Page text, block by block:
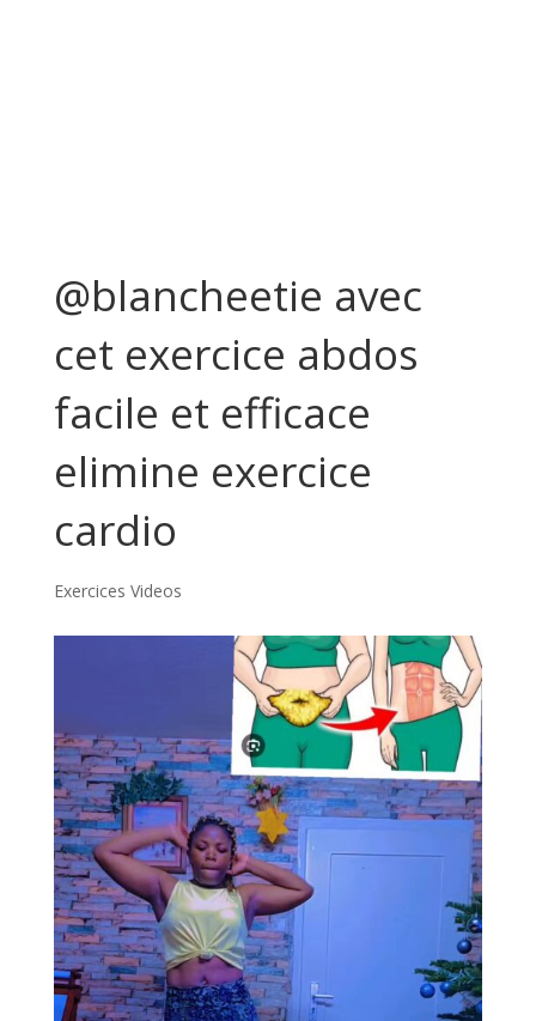
@blancheetie avec
cet exercice abdos
facile et efficace
elimine exercice
cardio
Exercices Videos